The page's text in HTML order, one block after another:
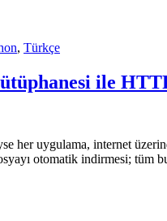
, Türkçe
ile
her uygulama, internet
otomatik indirmesi;